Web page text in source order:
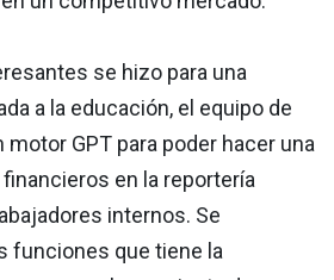
se hizo para una
a la educación, el equipo de
GPT para poder hacer una
en la reportería
internos. Se
funciones que tiene la